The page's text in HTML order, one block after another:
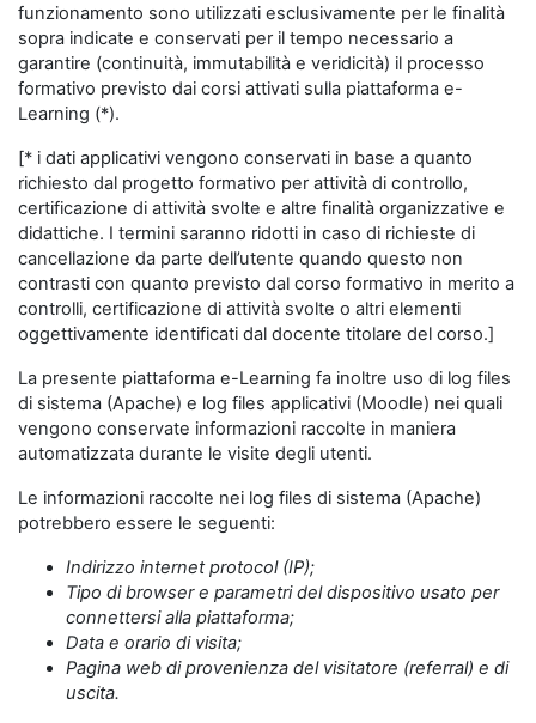
funzionamento sono utilizzati esclusivamente per le finalità
sopra indicate e conservati per il tempo necessario a
garantire (continuità, immutabilità e veridicità) il processo
formativo previsto dai corsi attivati sulla piattaforma e-
Learning (*).
[* i dati applicativi vengono conservati in base a quanto
richiesto dal progetto formativo per attività di controllo,
certificazione di attività svolte e altre finalità organizzative e
didattiche. I termini saranno ridotti in caso di richieste di
cancellazione da parte dell’utente quando questo non
contrasti con quanto previsto dal corso formativo in merito a
controlli, certificazione di attività svolte o altri elementi
oggettivamente identificati dal docente titolare del corso.]
La presente piattaforma e-Learning fa inoltre uso di log files
di sistema (Apache) e log files applicativi (Moodle) nei quali
vengono conservate informazioni raccolte in maniera
automatizzata durante le visite degli utenti.
Le informazioni raccolte nei log files di sistema (Apache)
potrebbero essere le seguenti:
Indirizzo internet protocol (IP);
Tipo di browser e parametri del dispositivo usato per
connettersi alla piattaforma;
Data e orario di visita;
Pagina web di provenienza del visitatore (referral) e di
uscita.